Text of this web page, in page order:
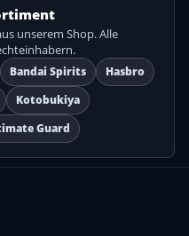
unserem Shop. Alle
Bandai Spirits
Hasbro
Kotobukiya
Guard